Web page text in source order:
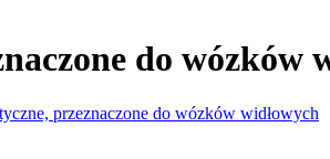
do wózków
przeznaczone do wózków widłowych